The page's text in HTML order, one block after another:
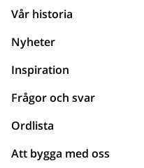
Vår historia
Nyheter
Inspiration
Frågor och svar
Ordlista
Att bygga med oss